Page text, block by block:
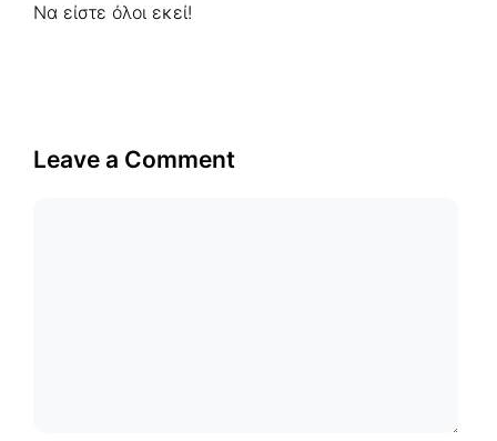
Να είστε όλοι εκεί!
Leave a Comment